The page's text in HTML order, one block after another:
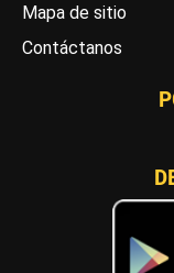
Mapa de sitio
Contáctanos